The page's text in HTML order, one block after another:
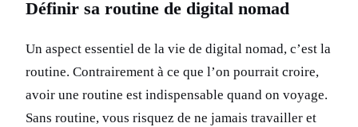
Définir sa routine de digital nomad
Un aspect essentiel de la vie de digital nomad, c’est la
routine. Contrairement à ce que l’on pourrait croire,
avoir une routine est indispensable quand on voyage.
Sans routine, vous risquez de ne jamais travailler et